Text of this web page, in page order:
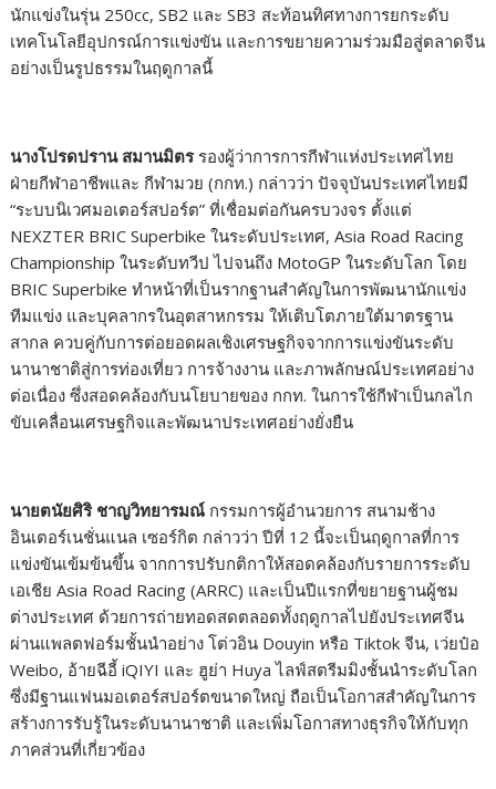
นักแข่งในรุ่น 250cc, SB2 และ SB3 สะท้อนทิศทางการยกระดับ
เทคโนโลยีอุปกรณ์การแข่งขัน และการขยายความร่วมมือสู่ตลาดจีน
อย่างเป็นรูปธรรมในฤดูกาลนี้
นางโปรดปราน สมานมิตรรองผู้ว่าการการกีฬาแห่งประเทศไทย
ฝ่ายกีฬาอาชีพและ กีฬามวย (กกท.) กล่าวว่า ปัจจุบันประเทศไทยมี
“ระบบนิเวศมอเตอร์สปอร์ต” ที่เชื่อมต่อกันครบวงจร ตั้งแต่
NEXZTER BRIC Superbike ในระดับประเทศ, Asia Road Racing
Championship ในระดับทวีป ไปจนถึง MotoGP ในระดับโลก โดย
BRIC Superbike ทำหน้าที่เป็นรากฐานสำคัญในการพัฒนานักแข่ง
ทีมแข่ง และบุคลากรในอุตสาหกรรม ให้เติบโตภายใต้มาตรฐาน
สากล ควบคู่กับการต่อยอดผลเชิงเศรษฐกิจจากการแข่งขันระดับ
นานาชาติสู่การท่องเที่ยว การจ้างงาน และภาพลักษณ์ประเทศอย่าง
ต่อเนื่อง ซึ่งสอดคล้องกับนโยบายของ กกท. ในการใช้กีฬาเป็นกลไก
ขับเคลื่อนเศรษฐกิจและพัฒนาประเทศอย่างยั่งยืน
นายตนัยศิริ ชาญวิทยารมณ์ กรรมการผู้อำนวยการ สนามช้าง
อินเตอร์เนชั่นแนล เซอร์กิต กล่าวว่า ปีที่ 12 นี้จะเป็นฤดูกาลที่การ
แข่งขันเข้มข้นขึ้น จากการปรับกติกาให้สอดคล้องกับรายการระดับ
เอเชีย Asia Road Racing (ARRC) และเป็นปีแรกที่ขยายฐานผู้ชม
ต่างประเทศ ด้วยการถ่ายทอดสดตลอดทั้งฤดูกาลไปยังประเทศจีน
ผ่านแพลตฟอร์มชั้นนำอย่าง โต่วอิน Douyin หรือ Tiktok จีน, เว่ยป๋อ
Weibo, อ้ายฉีอี้ iQIYI และ ฮูย่า Huya ไลฟ์สตรีมมิงชั้นนำระดับโลก
ซึ่งมีฐานแฟนมอเตอร์สปอร์ตขนาดใหญ่ ถือเป็นโอกาสสำคัญในการ
สร้างการรับรู้ในระดับนานาชาติ และเพิ่มโอกาสทางธุรกิจให้กับทุก
ภาคส่วนที่เกี่ยวข้อง